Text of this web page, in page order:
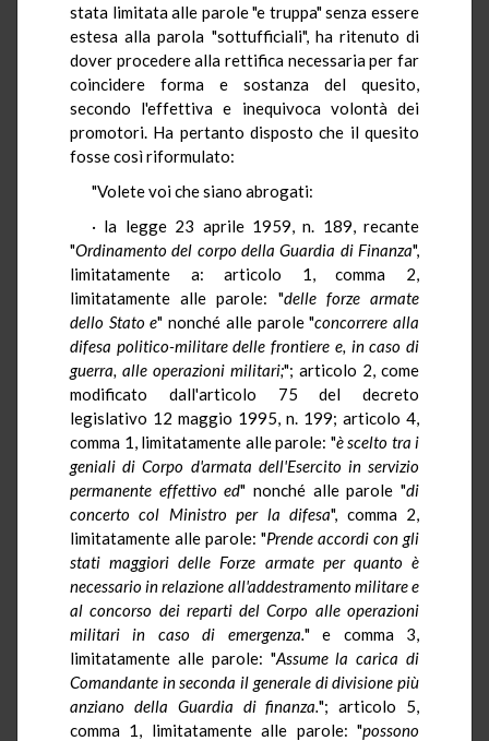
stata limitata alle parole "e truppa" senza essere
estesa alla parola "sottufficiali", ha ritenuto di
dover procedere alla rettifica necessaria per far
coincidere forma e sostanza del quesito,
secondo l'effettiva e inequivoca volontà dei
promotori. Ha pertanto disposto che il quesito
fosse così riformulato:
"Volete voi che siano abrogati:
· la legge 23 aprile 1959, n. 189, recante
"Ordinamento del corpo della Guardia di Finanza",
limitatamente a: articolo 1, comma 2,
limitatamente alle parole: "delle forze armate
dello Stato e" nonché alle parole "concorrere alla
difesa politico-militare delle frontiere e, in caso di
guerra, alle operazioni militari;"; articolo 2, come
modificato dall'articolo 75 del decreto
legislativo 12 maggio 1995, n. 199; articolo 4,
comma 1, limitatamente alle parole: "è scelto tra i
geniali di Corpo d'armata dell'Esercito in servizio
permanente effettivo ed" nonché alle parole "di
concerto col Ministro per la difesa", comma 2,
limitatamente alle parole: "Prende accordi con gli
stati maggiori delle Forze armate per quanto è
necessario in relazione all'addestramento militare e
al concorso dei reparti del Corpo alle operazioni
militari in caso di emergenza." e comma 3,
limitatamente alle parole: "Assume la carica di
Comandante in seconda il generale di divisione più
anziano della Guardia di finanza."; articolo 5,
comma 1, limitatamente alle parole: "possono